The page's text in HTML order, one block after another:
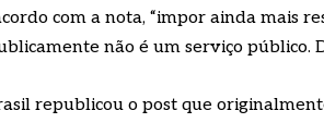
com a nota, “impor ainda mais
não é um serviço público.
republicou o post que